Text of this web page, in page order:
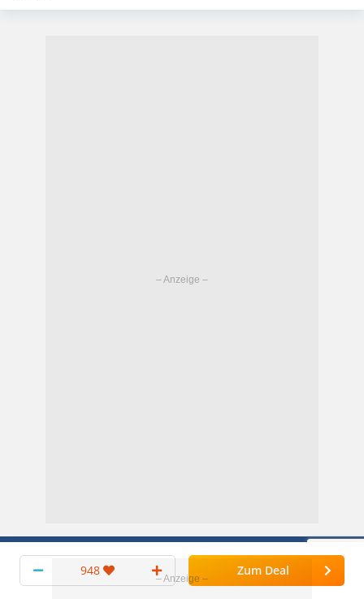
948 Zum Deal
Top Partnershops